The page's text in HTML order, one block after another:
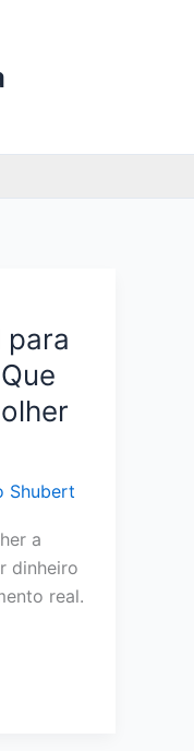
para
Shubert
a
dinheiro
real.